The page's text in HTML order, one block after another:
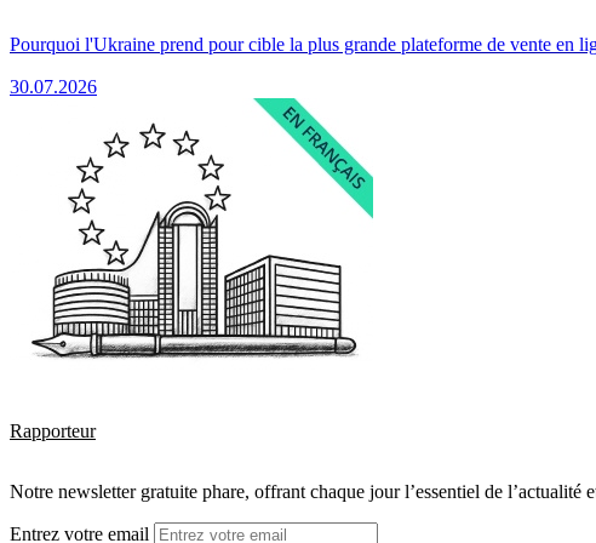
Pourquoi l'Ukraine prend pour cible la plus grande plateforme de vente en
30.07.2026
Rapporteur
Notre newsletter gratuite phare, offrant chaque jour l’essentiel de
Entrez votre email